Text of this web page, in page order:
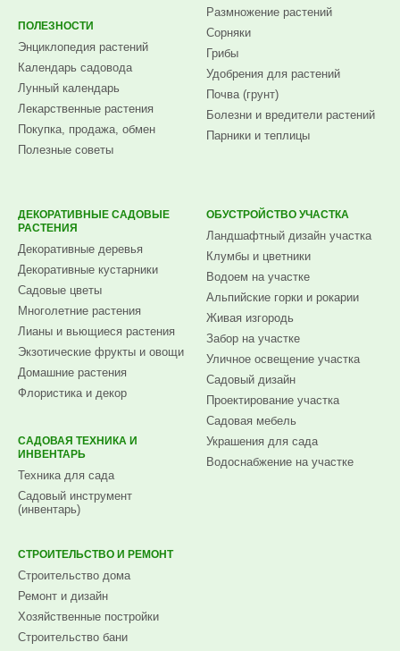
ПОЛЕЗНОСТИ
Энциклопедия растений
Календарь садовода
Лунный календарь
Лекарственные растения
Покупка, продажа, обмен
Полезные советы
Размножение растений
Сорняки
Грибы
Удобрения для растений
Почва (грунт)
Болезни и вредители растений
Парники и теплицы
ДЕКОРАТИВНЫЕ САДОВЫЕ
РАСТЕНИЯ
Декоративные деревья
Декоративные кустарники
Садовые цветы
Многолетние растения
Лианы и вьющиеся растения
Экзотические фрукты и овощи
Домашние растения
Флористика и декор
САДОВАЯ ТЕХНИКА И
ИНВЕНТАРЬ
Техника для сада
Садовый инструмент
(инвентарь)
ОБУСТРОЙСТВО УЧАСТКА
Ландшафтный дизайн участка
Клумбы и цветники
Водоем на участке
Альпийские горки и рокарии
Живая изгородь
Забор на участке
Уличное освещение участка
Садовый дизайн
Проектирование участка
Садовая мебель
Украшения для сада
Водоснабжение на участке
СТРОИТЕЛЬСТВО И РЕМОНТ
Строительство дома
Ремонт и дизайн
Хозяйственные постройки
Строительство бани